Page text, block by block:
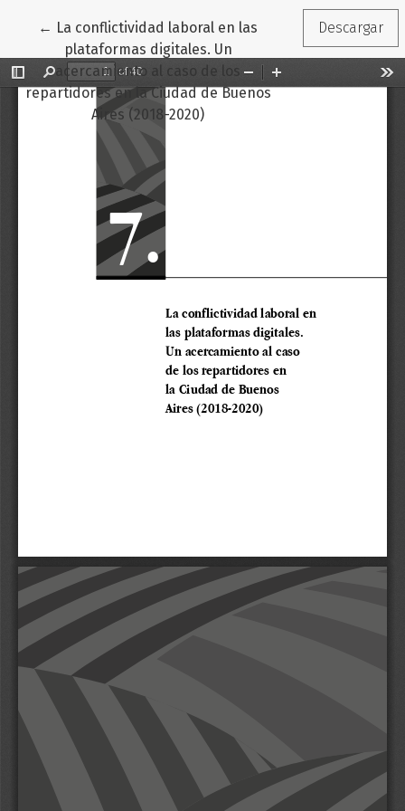
← Volver a los detalles del artículo
La conflictividad laboral en las
plataformas digitales. Un
acercamiento al caso de los
repartidores en la Ciudad de Buenos
Aires (2018-2020)
Descargar